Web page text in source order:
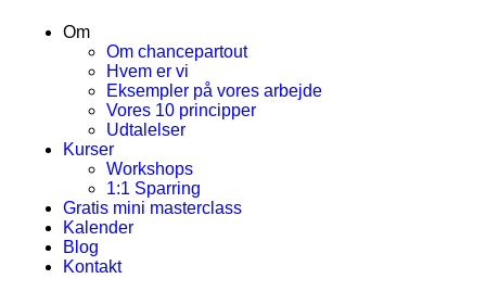
Om
Om chancepartout
Hvem er vi
Eksempler på vores arbejde
Vores 10 principper
Udtalelser
Kurser
Workshops
1:1 Sparring
Gratis mini masterclass
Kalender
Blog
Kontakt